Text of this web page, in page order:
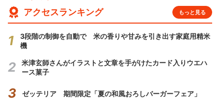
アクセスランキング もっと見る
3段階の制御を自動で 米の香りや甘みを引き出す家庭用精米
機
米津玄師さんがイラストと文章を手がけたカード入りウエハ
ース菓子
ゼッテリア 期間限定「夏の和風おろしバーガーフェア」